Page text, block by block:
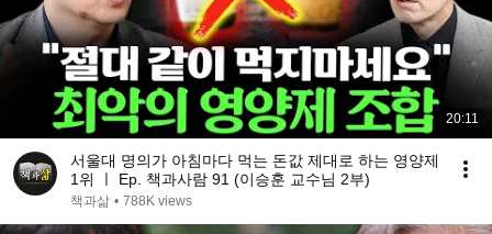
20:11
서울대 명의가 아침마다 먹는 돈값 제대로 하는 영양제
1위 ㅣ Ep. 책과사람 91 (이승훈 교수님 2부)
책과삶 • 788K views